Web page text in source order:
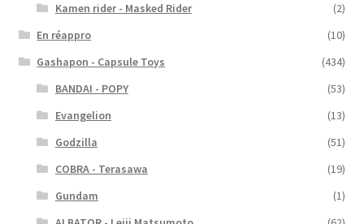
Kamen rider - Masked Rider
(2)
En réappro
(10)
Gashapon - Capsule Toys
(434)
BANDAI - POPY
(53)
Evangelion
(13)
Godzilla
(51)
COBRA - Terasawa
(19)
Gundam
(1)